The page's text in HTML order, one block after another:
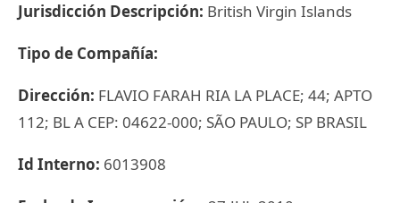
Jurisdicción Descripción: British Virgin Islands
Tipo de Compañía:
Dirección: FLAVIO FARAH RIA LA PLACE; 44; APTO
112; BL A CEP: 04622-000; SÃO PAULO; SP BRASIL
Id Interno: 6013908